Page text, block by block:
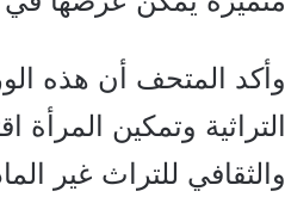
وأكد المتحف أن هذه
التراثية وتمكين المرأة
والثقافي للتراث غير